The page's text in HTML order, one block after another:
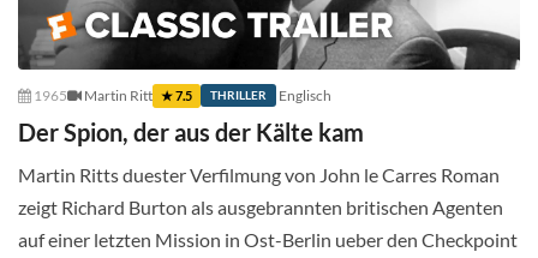
1965 Martin Ritt ★ 7.5 THRILLER Englisch
Der Spion, der aus der Kälte kam
Martin Ritts duester Verfilmung von John le Carres Roman
zeigt Richard Burton als ausgebrannten britischen Agenten
auf einer letzten Mission in Ost-Berlin ueber den Checkpoint